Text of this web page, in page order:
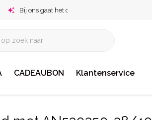
Bij ons gaat het om jou!
CADEAUBON Klantenservice